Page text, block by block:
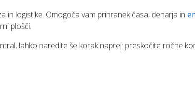
in logistike. Omogoča vam prihranek časa, denarja in
plošči.
lahko naredite še korak naprej: preskočite ročne